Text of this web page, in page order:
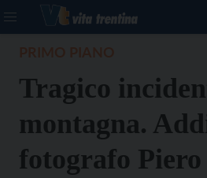
Tragico
montagna.
fotografo Piero